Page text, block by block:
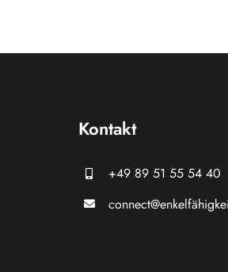
Kontakt
+49 89 51 55 54 40